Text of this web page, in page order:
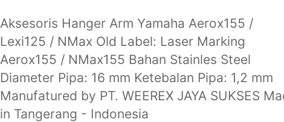
Aksesoris Hanger Arm Yamaha Aerox155 /
Lexi125 / NMax Old Label: Laser Marking
Aerox155 / NMax155 Bahan Stainles Steel
Diameter Pipa: 16 mm Ketebalan Pipa: 1,2 mm
Manufatured by PT. WEEREX JAYA SUKSES
in Tangerang - Indonesia